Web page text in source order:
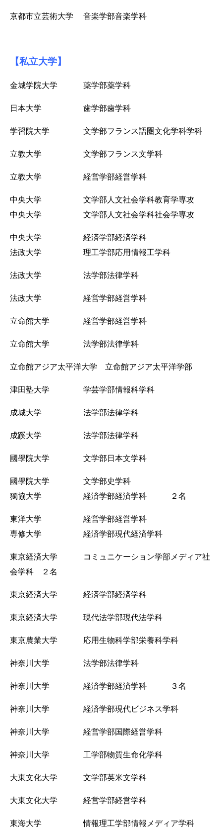
京都市立芸術大学 音楽学部音楽学科
【私立大学】
金城学院大学 薬学部薬学科
日本大学 歯学部歯学科
学習院大学 文学部フランス語圏文化学科学科
立教大学 文学部フランス文学科
立教大学 経営学部経営学科
中央大学 文学部人文社会学科教育学専攻
中央大学 文学部人文社会学科社会学専攻
中央大学 経済学部経済学科
法政大学 理工学部応用情報工学科
法政大学 法学部法律学科
法政大学 経営学部経営学科
立命館大学 経営学部経営学科
立命館大学 法学部法律学科
立命館アジア太平洋大学 立命館アジア太平洋学部
津田塾大学 学芸学部情報科学科
成城大学 法学部法律学科
成蹊大学 法学部法律学科
國學院大学 文学部日本文学科
國學院大学 文学部史学科
獨協大学 経済学部経済学科 ２名
東洋大学 経営学部経営学科
専修大学 経済学部現代経済学科
東京経済大学 コミュニケーション学部メディア社
会学科 ２名
東京経済大学 経済学部経済学科
東京経済大学 現代法学部現代法学科
東京農業大学 応用生物科学部栄養科学科
神奈川大学 法学部法律学科
神奈川大学 経済学部経済学科 ３名
神奈川大学 経済学部現代ビジネス学科
神奈川大学 経営学部国際経営学科
神奈川大学 工学部物質生命化学科
大東文化大学 文学部英米文学科
大東文化大学 経営学部経営学科
東海大学 情報理工学部情報メディア学科